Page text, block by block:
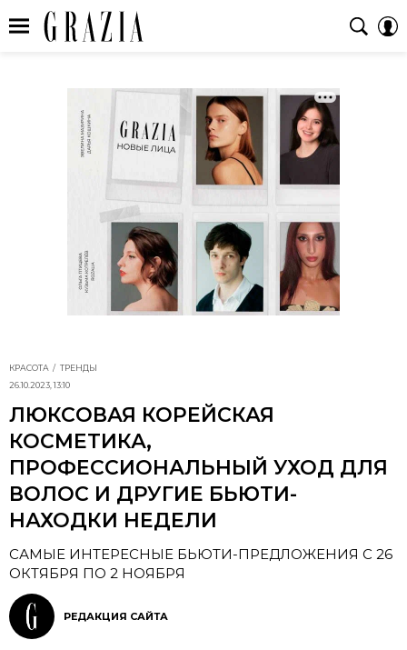
КРАСОТА
ТРЕНДЫ
26.10.2023, 13:10
ЛЮКСОВАЯ КОРЕЙСКАЯ
КОСМЕТИКА,
ПРОФЕССИОНАЛЬНЫЙ УХОД ДЛЯ
ВОЛОС И ДРУГИЕ БЬЮТИ-
НАХОДКИ НЕДЕЛИ
САМЫЕ ИНТЕРЕСНЫЕ БЬЮТИ-ПРЕДЛОЖЕНИЯ С 26
ОКТЯБРЯ ПО 2 НОЯБРЯ
РЕДАКЦИЯ САЙТА